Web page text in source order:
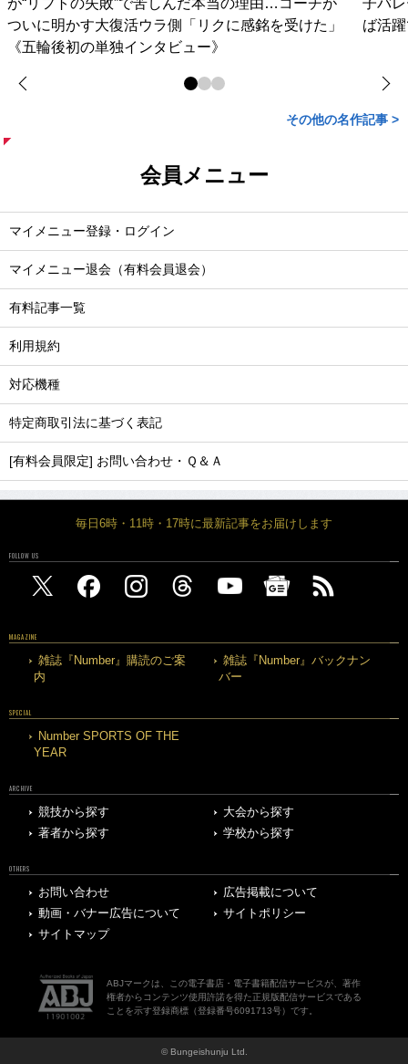
ついに明かす大復活ウラ側「リクに感銘を受けた」
《五輪後初の単独インタビュー》
ば活
その他の名作記事 >
会員メニュー
マイメニュー登録・ログイン
マイメニュー退会（有料会員退会）
有料記事一覧
利用規約
対応機種
特定商取引法に基づく表記
[有料会員限定] お問い合わせ・Ｑ＆Ａ
毎日6時・11時・17時に最新記事をお届けします
FOLLOW US
MAGAZINE
雑誌『Number』購読のご案
内
雑誌『Number』バックナン
バー
SPECIAL
Number SPORTS OF THE
YEAR
ARCHIVE
競技から探す
大会から探す
著者から探す
学校から探す
OTHERS
お問い合わせ
広告掲載について
動画・バナー広告について
サイトポリシー
サイトマップ
ABJマークは、この電子書店・電子書籍配信サービスが、著作
権者からコンテンツ使用許諾を得た正規版配信サービスである
ことを示す登録商標（登録番号6091713号）です。
© Bungeishunju Ltd.